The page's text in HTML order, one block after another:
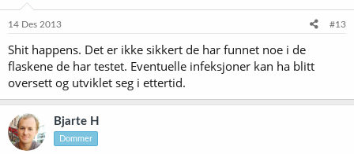
14 Des 2013 #13
Shit happens. Det er ikke sikkert de har funnet noe i de
flaskene de har testet. Eventuelle infeksjoner kan ha blitt
oversett og utviklet seg i ettertid.
Bjarte H
Dommer